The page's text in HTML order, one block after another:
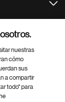
nuestras
cómo
sus
a compartir
todo" para